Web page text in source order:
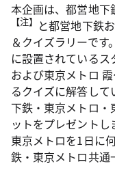
本企画は、都営地下
【注】 と都営地下鉄
＆クイズラリーで
に設置されている
および東京メトロ
るクイズに解答し
下鉄・東京メトロ
ットをプレゼント
東京メトロを1日に
鉄・東京メトロ共通